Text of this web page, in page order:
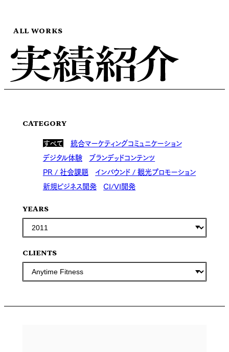
ALL WORKS
CATEGORY
すべて
統合マーケティングコミュニケーション
デジタル体験
ブランデッドコンテンツ
PR / 社会課題 インバウンド / 観光プロモーション
新規ビジネス開発 CI/VI開発
YEARS
CLIENTS